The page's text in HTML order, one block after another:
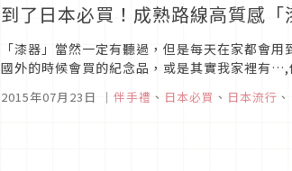
到了日本必買！成熟路線高質感
「漆器」當然一定有聽過，但是每天在家都會
國外的時候會買的紀念品，或是其實我家裡有
是!改變大家這種想法的，正是青森縣八戶市裡
2015年07月23日 ｜ 伴手禮 、 日本必買 、 日本流行 、